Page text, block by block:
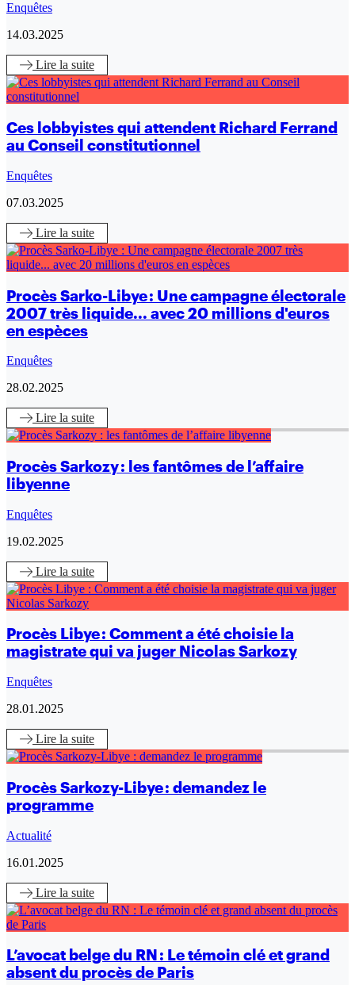
Enquêtes
14.03.2025
Lire la suite
Ces lobbyistes qui attendent Richard Ferrand
au Conseil constitutionnel
Enquêtes
07.03.2025
Lire la suite
Procès Sarko-Libye : Une campagne électorale
2007 très liquide... avec 20 millions d'euros
en espèces
Enquêtes
28.02.2025
Lire la suite
Procès Sarkozy : les fantômes de l’affaire
libyenne
Enquêtes
19.02.2025
Lire la suite
Procès Libye : Comment a été choisie la
magistrate qui va juger Nicolas Sarkozy
Enquêtes
28.01.2025
Lire la suite
Procès Sarkozy-Libye : demandez le
programme
Actualité
16.01.2025
Lire la suite
L’avocat belge du RN : Le témoin clé et grand
absent du procès de Paris